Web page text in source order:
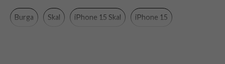
Material Hårdplast (PC), Mjukplast (TPU)
Burga Skal iPhone 15 Skal iPhone 15